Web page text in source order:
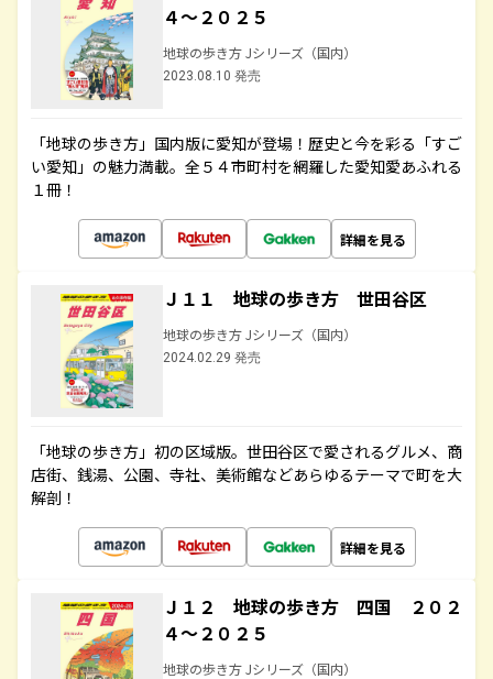
４～２０２５
地球の歩き方 Jシリーズ（国内）
2023.08.10 発売
「地球の歩き方」国内版に愛知が登場！歴史と今を彩る「すご
い愛知」の魅力満載。全５４市町村を網羅した愛知愛あふれる
１冊！
詳細を見る
Ｊ１１ 地球の歩き方 世田谷区
地球の歩き方 Jシリーズ（国内）
2024.02.29 発売
「地球の歩き方」初の区域版。世田谷区で愛されるグルメ、商
店街、銭湯、公園、寺社、美術館などあらゆるテーマで町を大
解剖！
詳細を見る
Ｊ１２ 地球の歩き方 四国 ２０２
４～２０２５
地球の歩き方 Jシリーズ（国内）